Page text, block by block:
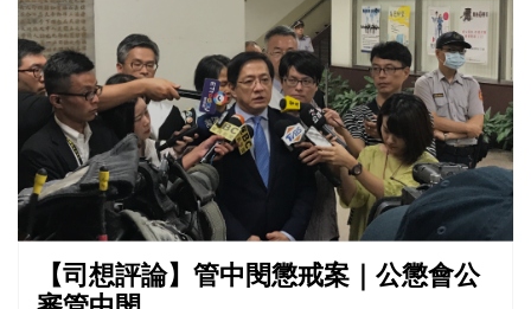
【司想評論】管中閔懲戒案｜公懲會公